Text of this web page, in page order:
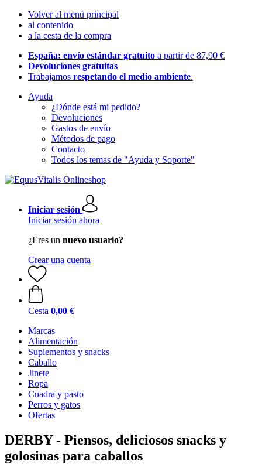
Volver al menú principal
al contenido
a la cesta de la compra
España: envío estándar gratuito a partir de 87,90 €
Devoluciones gratuitas
Trabajamos respetando el medio ambiente.
Ayuda
¿Dónde está mi pedido?
Devoluciones
Gastos de envío
Métodos de pago
Contacto
Todos los temas de "Ayuda y Soporte"
Iniciar sesión
Iniciar sesión ahora
¿Eres un nuevo usuario?
Crear una cuenta
Cesta 0,00 €
Marcas
Alimentación
Suplementos y snacks
Caballo
Jinete
Ropa
Cuadra y pasto
Perros y gatos
Ofertas
DERBY - Piensos, deliciosos snacks y
golosinas para caballos